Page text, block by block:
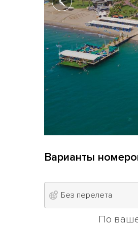
Варианты
Без перелета
По